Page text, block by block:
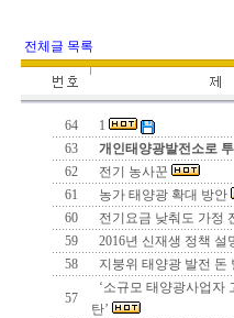
전체글 목록
64
1
63
개인태양광발전소로
62
전기 농사꾼
61
농가 태양광 확대 방안
60
전기요금 낮춰도 가정
59
2016년 신재생 정책 설
58
지붕위 태양광 발전 돈
57
‘소규모 태양광사업자
탄’